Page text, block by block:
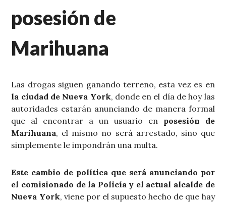
posesión de
Marihuana
Las drogas siguen ganando terreno, esta vez es en
la ciudad de Nueva York, donde en el día de hoy las
autoridades estarán anunciando de manera formal
que al encontrar a un usuario en posesión de
Marihuana, el mismo no será arrestado, sino que
simplemente le impondrán una multa.
Este cambio de política que será anunciando por
el comisionado de la Policía y el actual alcalde de
Nueva York, viene por el supuesto hecho de que hay